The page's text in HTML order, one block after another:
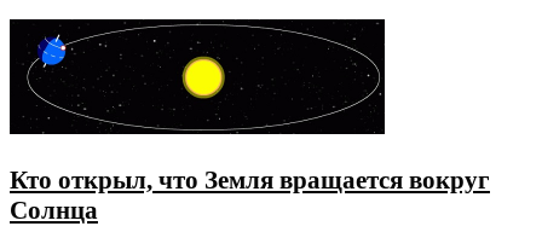
Кто открыл, что Земля вращается вокруг
Солнца